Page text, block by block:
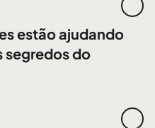
estão ajudando
segredos do